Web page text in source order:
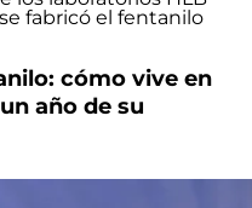
cómo vive en
año de su